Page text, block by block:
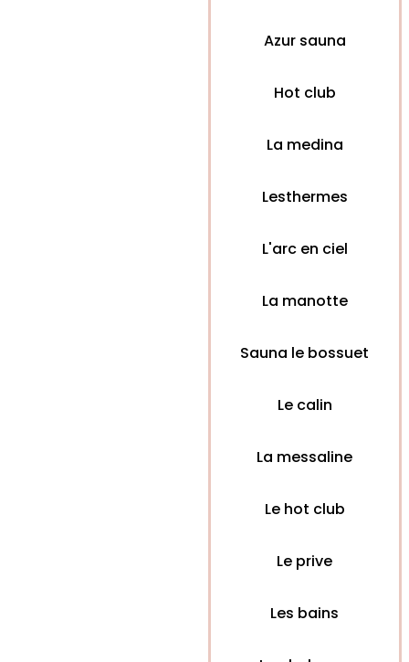
Azur sauna
Hot club
La medina
Lesthermes
L'arc en ciel
La manotte
Sauna le bossuet
Le calin
La messaline
Le hot club
Le prive
Les bains